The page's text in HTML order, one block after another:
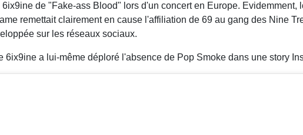
de "Fake-ass Blood" lors d'un concert en Europe.
remettait clairement en cause l'affiliation de 69 au gang des Nine
sur les réseaux sociaux.
6ix9ine a lui-même déploré l'absence de Pop Smoke dans une story